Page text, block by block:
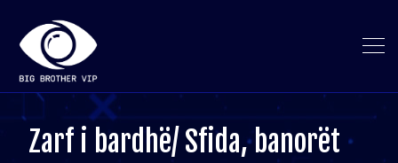
Zarf i bardhë/ Sfida, banorët